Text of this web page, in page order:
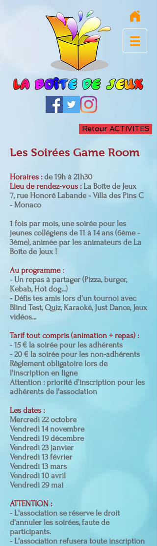
Retour ACTIVITES
Les Soirées Game Room
Horaires : de 19h à 21h30
Lieu de rendez-vous : La Boîte de Jeux
7, rue Honoré Labande - Villa des Pins C
- Monaco
1 fois par mois, une soirée pour les
jeunes collégiens de 11 à 14 ans (6ème -
3ème), animée par les animateurs de La
Boîte de Jeux !
Au programme :
- Un repas à partager (Pizza, burger,
Kebab, Hot dog...)
- Défis tes amis lors d'un tournoi avec
Blind Test, Quiz, Karaoké, Just Dance, Jeux
vidéos...
Tarif tout compris (animation + repas) :
- 15 € la soirée pour les adhérents
- 20 € la soirée pour les non-adhérents
Règlement obligatoire lors de
l'inscription en ligne
Attention : priorité d'inscription pour les
adhérents de l'association
Les dates :
Mercredi 22 octobre
Vendredi 14 novembre
Vendredi 19 décembre
Vendredi 23 janvier
Vendredi 13 février
Vendredi 13 mars
Vendredi 10 avril
Vendredi 29 mai
ATTENTION :
- L'association se réserve le droit
d'annuler les soirées, faute de
participants.
- L'association refusera toute inscription